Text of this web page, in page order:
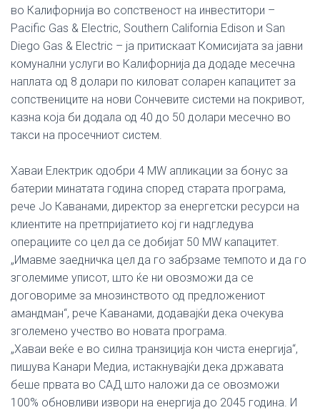
во Калифорнија во сопственост на инвеститори –
Pacific Gas & Electric, Southern California Edison и San
Diego Gas & Electric – ја притискаат Комисијата за јавни
комунални услуги во Калифорнија да додаде месечна
наплата од 8 долари по киловат соларен капацитет за
сопствениците на нови Сончевите системи на покривот,
казна која би додала од 40 до 50 долари месечно во
такси на просечниот систем.
Хаваи Електрик одобри 4 MW апликации за бонус за
батерии минатата година според старата програма,
рече Јо Каванами, директор за енергетски ресурси на
клиентите на претпријатието кој ги надгледува
операциите со цел да се добијат 50 MW капацитет.
„Имавме заедничка цел да го забрзаме темпото и да го
зголемиме уписот, што ќе ни овозможи да се
договориме за мнозинството од предложениот
амандман“, рече Каванами, додавајќи дека очекува
зголемено учество во новата програма.
„Хаваи веќе е во силна транзиција кон чиста енергија“,
пишува Канари Медиа, истакнувајќи дека државата
беше првата во САД што наложи да се овозможи
100% обновливи извори на енергија до 2045 година. И